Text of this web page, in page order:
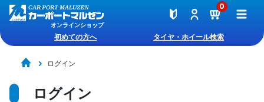
オンラインショップ
0
初めての方へ タイヤ・ホイール検索
ログイン
ログイン